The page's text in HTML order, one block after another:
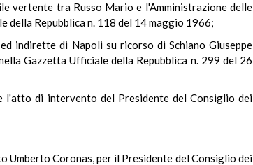
vertente tra Russo Mario e l'Amministrazione delle
della Repubblica n. 118 del 14 maggio 1966;
indirette di Napoli su ricorso di Schiano Giuseppe
Gazzetta Ufficiale della Repubblica n. 299 del 26
l'atto di intervento del Presidente del Consiglio dei
Umberto Coronas, per il Presidente del Consiglio dei